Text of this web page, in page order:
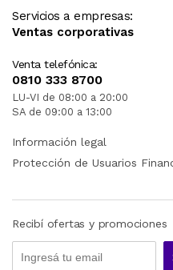
Servicios a empresas:
Ventas corporativas
Venta telefónica:
0810 333 8700
LU-VI de 08:00 a 20:00
SA de 09:00 a 13:00
Información legal
Protección de Usuarios
Recibí ofertas y promociones